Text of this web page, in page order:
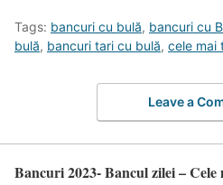
Tags: bancuri cu bulă, bancuri cu
bulă, bancuri tari cu bulă, cele mai
Leave a
Bancuri 2023- Bancul zilei –